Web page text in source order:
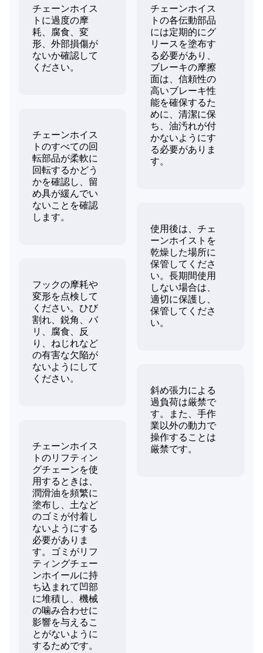
チェーンホイス
トに過度の摩
耗、腐食、変
形、外部損傷が
ないか確認して
ください。
チェーンホイス
トのすべての回
転部品が柔軟に
回転するかどう
かを確認し、留
め具が緩んでい
ないことを確認
します。
フックの摩耗や
変形を点検して
ください。ひび
割れ、鋭角、バ
リ、腐食、反
り、ねじれなど
の有害な欠陥が
ないようにして
ください。
チェーンホイス
トのリフティン
グチェーンを使
用するときは、
潤滑油を頻繁に
塗布し、土など
のゴミが付着し
ないようにする
必要がありま
す。ゴミがリフ
ティングチェー
ンホイールに持
ち込まれて凹部
に堆積し、機械
の噛み合わせに
影響を与えるこ
とがないように
するためです。
チェーンホイス
トの各伝動部品
には定期的にグ
リースを塗布す
る必要があり、
ブレーキの摩擦
面は、信頼性の
高いブレーキ性
能を確保するた
めに、清潔に保
ち、油汚れが付
かないようにす
る必要がありま
す。
使用後は、チェ
ーンホイストを
乾燥した場所に
保管してくださ
い。長期間使用
しない場合は、
適切に保護し、
保管してくださ
い。
斜め張力による
過負荷は厳禁で
す。また、手作
業以外の動力で
操作することは
厳禁です。